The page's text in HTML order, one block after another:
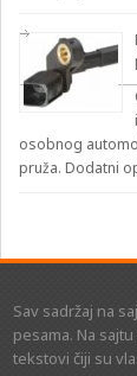
osobnog
pruža. Dodatni
Sav sadržaj na
pesama. Na
tekstovi čiji su